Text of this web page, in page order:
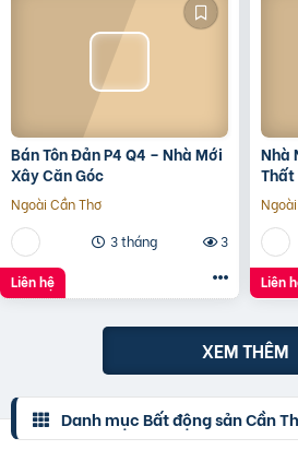
Bán Tôn Đản P4 Q4 – Nhà Mới
Xây Căn Góc
Ngoài Cần Thơ
3 tháng
3
Liên hệ
Nhà
Thất
Liên
XEM THÊM
Danh mục Bất động sản Cần